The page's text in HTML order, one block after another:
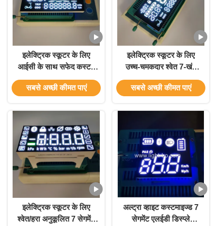
इलेक्ट्रिक स्कूटर के लिए
आईसी के साथ सफेद कस्टम
7 खंड एलईडी डिस्प्ले
सबसे अच्छी कीमत पाएं
इलेक्ट्रिक स्कूटर के लिए
उच्च-चमकदार श्वेत 7-खंड
एलईडी डिस्प्ले
सबसे अच्छी कीमत पाएं
इलेक्ट्रिक स्कूटर के लिए
श्वेत/हरा अनुकूलित 7 सेगमेंट
अल्ट्रा व्हाइट कस्टमाइज्ड 7
सेगमेंट एलईडी डिस्प्ले